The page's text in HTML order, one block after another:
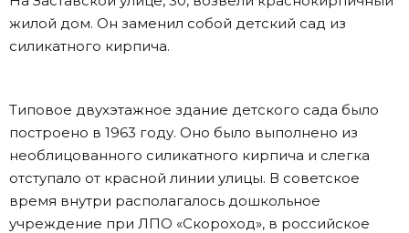
жилой дом. Он заменил собой детский сад из
силикатного кирпича.
Типовое двухэтажное здание детского сада было
построено в 1963 году. Оно было выполнено из
необлицованного силикатного кирпича и слегка
отступало от красной линии улицы. В советское
время внутри располагалось дошкольное
учреждение при ЛПО «Скороход», в российское